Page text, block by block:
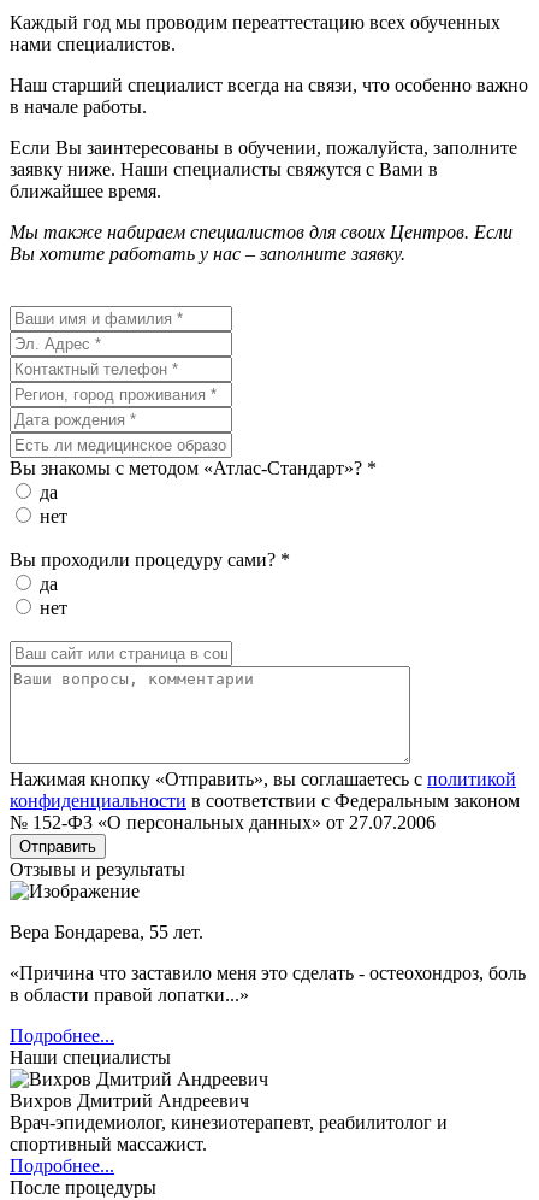
Каждый год мы проводим переаттестацию всех обученных
нами специалистов.
Наш старший специалист всегда на связи, что особенно важно
в начале работы.
Если Вы заинтересованы в обучении, пожалуйста, заполните
заявку ниже. Наши специалисты свяжутся с Вами в
ближайшее время.
Мы также набираем специалистов для своих Центров. Если
Вы хотите работать у нас – заполните заявку.
Вы знакомы с методом «Атлас-Стандарт»? *
да
нет
Вы проходили процедуру сами? *
да
нет
Нажимая кнопку «Отправить», вы соглашаетесь с политикой
конфиденциальности в соответствии с Федеральным законом
№ 152‑ФЗ «О персональных данных» от 27.07.2006
Отзывы и результаты
Вера Бондарева, 55 лет.
«Причина что заставило меня это сделать - остеохондроз, боль
в области правой лопатки...»
Подробнее...
Наши специалисты
Вихров Дмитрий Андреевич
Врач-эпидемиолог, кинезиотерапевт, реабилитолог и
спортивный массажист.
Подробнее...
После процедуры